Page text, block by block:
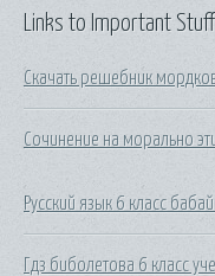
Links to Important Stuff
Скачать решебник
Сочинение на морально
Русский язык 6 класс
Гдз биболетова 6 класс